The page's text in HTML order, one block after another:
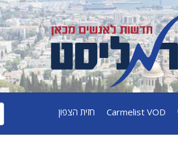
Carmelist VOD חזית הצפון